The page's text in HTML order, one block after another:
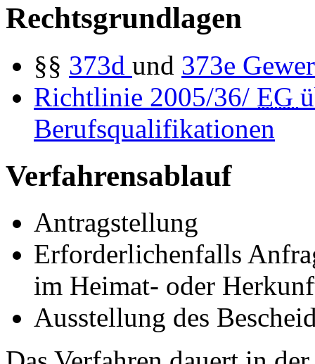
Rechtsgrundlagen
§§ 373d und 373e
Richtlinie 2005/36/ EG
Berufsqualifikationen
Verfahrensablauf
Antragstellung
Erforderlichenfalls
im Heimat- oder
Ausstellung des